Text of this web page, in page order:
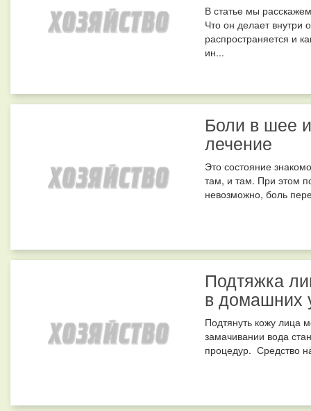
В статье мы
Что он делает внутри
распространяется и
ин...
Боли в шее
лечение
Это состояние
там, и там. При этом
невозможно, боль
Подтяжка
в домашних
Подтянуть кожу лица
замачивании вода
процедур. Средство